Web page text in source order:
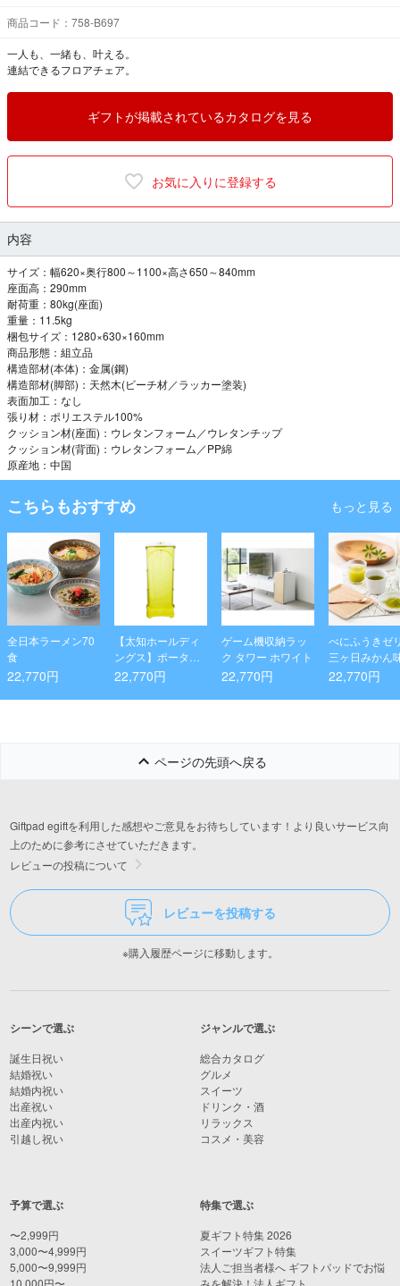
商品コード：758-B697
一人も、一緒も、叶える。
連結できるフロアチェア。
ギフトが掲載されているカタログを見る
お気に入りに登録する
内容
サイズ：幅620×奥行800～1100×高さ650～840mm
座面高：290mm
耐荷重：80kg(座面)
重量：11.5kg
梱包サイズ：1280×630×160mm
商品形態：組立品
構造部材(本体)：金属(鋼)
構造部材(脚部)：天然木(ビーチ材／ラッカー塗装)
表面加工：なし
張り材：ポリエステル100%
クッション材(座面)：ウレタンフォーム／ウレタンチップ
クッション材(背面)：ウレタンフォーム／PP綿
原産地：中国
こちらもおすすめ もっと見る
全日本ラーメン70
食
22,770円
【太知ホールディ
ングス】ポータブ
ル衣類乾燥室 コン
乾燥機
22,770円
ゲーム機収納ラッ
ク タワー ホワイト
22,770円
べにふうきゼ
三ヶ日みかん
静岡県産オー
粉末スティッ
22,770円
ページの先頭へ戻る
Giftpad egiftを利用した感想やご意見をお待ちしています！より良いサービス向
上のために参考にさせていただきます。
レビューの投稿について
レビューを投稿する
※購入履歴ページに移動します。
シーンで選ぶ
誕生日祝い
結婚祝い
結婚内祝い
出産祝い
出産内祝い
引越し祝い
予算で選ぶ
〜2,999円
3,000〜4,999円
5,000〜9,999円
ジャンルで選ぶ
総合カタログ
グルメ
スイーツ
ドリンク・酒
リラックス
コスメ・美容
特集で選ぶ
夏ギフト特集 2026
スイーツギフト特集
法人ご担当者様へ ギフトパッドでお悩